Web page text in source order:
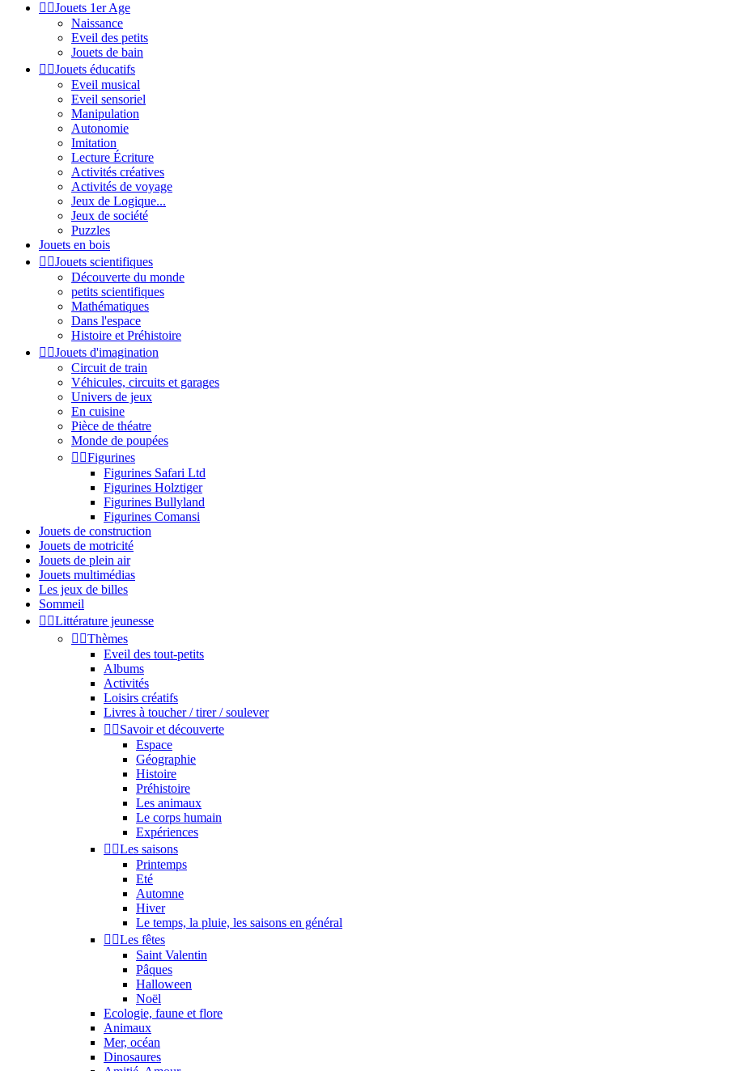
 Jouets 1er Age
Naissance
Eveil des petits
Jouets de bain
 Jouets éducatifs
Eveil musical
Eveil sensoriel
Manipulation
Autonomie
Imitation
Lecture Écriture
Activités créatives
Activités de voyage
Jeux de Logique...
Jeux de société
Puzzles
Jouets en bois
 Jouets scientifiques
Découverte du monde
petits scientifiques
Mathématiques
Dans l'espace
Histoire et Préhistoire
 Jouets d'imagination
Circuit de train
Véhicules, circuits et garages
Univers de jeux
En cuisine
Pièce de théatre
Monde de poupées
 Figurines
Figurines Safari Ltd
Figurines Holztiger
Figurines Bullyland
Figurines Comansi
Jouets de construction
Jouets de motricité
Jouets de plein air
Jouets multimédias
Les jeux de billes
Sommeil
 Littérature jeunesse
 Thèmes
Eveil des tout-petits
Albums
Activités
Loisirs créatifs
Livres à toucher / tirer / soulever
 Savoir et découverte
Espace
Géographie
Histoire
Préhistoire
Les animaux
Le corps humain
Expériences
 Les saisons
Printemps
Eté
Automne
Hiver
Le temps, la pluie, les saisons en général
 Les fêtes
Saint Valentin
Pâques
Halloween
Noël
Ecologie, faune et flore
Animaux
Mer, océan
Dinosaures